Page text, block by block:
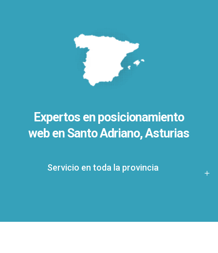
Expertos en posicionamiento
web en Santo Adriano, Asturias
Servicio en toda la provincia